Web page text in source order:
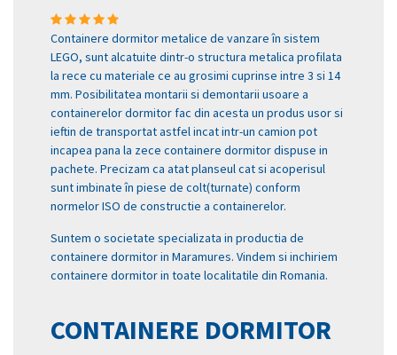
Containere dormitor metalice de vanzare în sistem
LEGO, sunt alcatuite dintr-o structura metalica profilata
la rece cu materiale ce au grosimi cuprinse intre 3 si 14
mm. Posibilitatea montarii si demontarii usoare a
containerelor dormitor fac din acesta un produs usor si
ieftin de transportat astfel incat intr-un camion pot
incapea pana la zece containere dormitor dispuse in
pachete. Precizam ca atat planseul cat si acoperisul
sunt imbinate în piese de colt(turnate) conform
normelor ISO de constructie a containerelor.
Suntem o societate specializata in productia de
containere dormitor in Maramures. Vindem si inchiriem
containere dormitor in toate localitatile din Romania.
CONTAINERE DORMITOR